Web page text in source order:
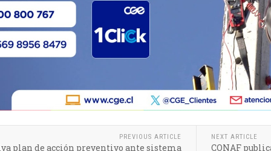
PREVIOUS ARTICLE
plan de acción preventivo ante sistema
NEXT ARTICLE
CONAF